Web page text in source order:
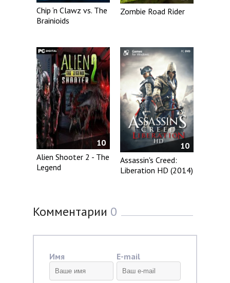
Chip ‘n Clawz vs. The
Brainioids
Zombie Road Rider
10
Alien Shooter 2 - The
Legend
10
Assassin's Creed:
Liberation HD (2014)
Комментарии 0
Имя E-mail